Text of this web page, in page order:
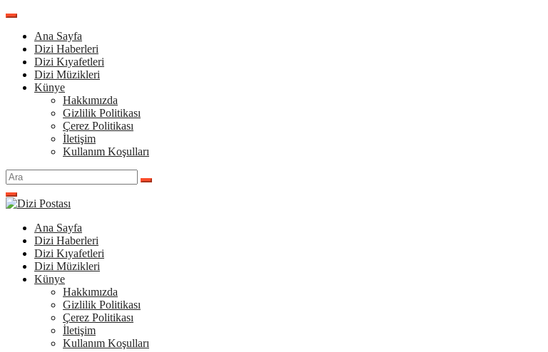
İçeriğe
Ana Sayfa
Dizi Haberleri
Dizi Kıyafetleri
Dizi Müzikleri
Künye
Hakkımızda
Gizlilik Politikası
Çerez Politikası
İletişim
Kullanım Koşulları
Arama
yap:
Ana Sayfa
Dizi Haberleri
Dizi Kıyafetleri
Dizi Müzikleri
Künye
Hakkımızda
Gizlilik Politikası
Çerez Politikası
İletişim
Kullanım Koşulları